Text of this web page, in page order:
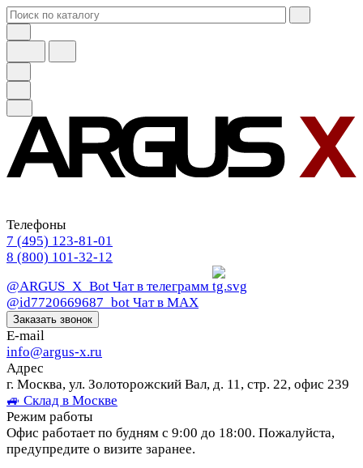
Телефоны
7 (495) 123-81-01
8 (800) 101-32-12
@ARGUS_X_Bot Чат в телеграмм
@id7720669687_bot Чат в МАХ
Заказать звонок
E-mail
info@argus-x.ru
Адрес
г. Москва, ул. Золоторожский Вал, д. 11, стр. 22, офис 239
🚙 Склад в Москве
Режим работы
Офис работает по будням с 9:00 до 18:00. Пожалуйста,
предупредите о визите заранее.